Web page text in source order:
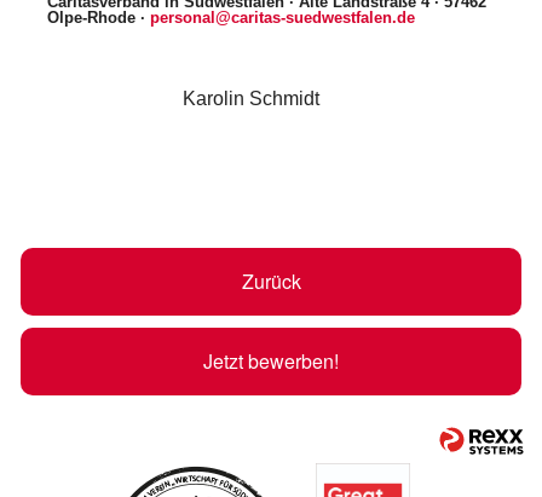
Olpe-Rhode · personal@caritas-suedwestfalen.de
Karolin Schmidt
Zurück
Jetzt bewerben!